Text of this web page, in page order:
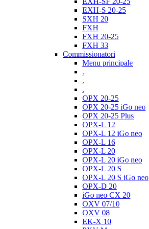
EXH-S 20-25
SXH 20
FXH
FXH 20-25
FXH 33
Commissionatori
Menu principale
.
.
.
OPX 20-25
OPX 20-25 iGo neo
OPX 20-25 Plus
OPX-L 12
OPX-L 12 iGo neo
OPX-L 16
OPX-L 20
OPX-L 20 iGo neo
OPX-L 20 S
OPX-L 20 S iGo neo
OPX-D 20
iGo neo CX 20
OXV 07/10
OXV 08
EK-X 10